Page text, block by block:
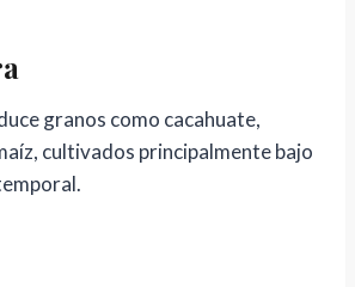
granos como cacahuate,
cultivados principalmente bajo